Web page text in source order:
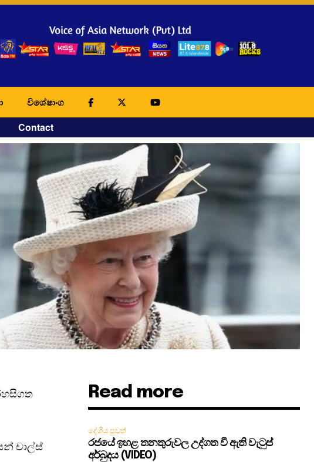
විශේෂාංග
Contact
චාල්ස්
Read more
දේශීය පුවත්
රජයේ ඉහළ තනතුරුවල උද්ගත වී ඇති වැටුප්
අර්බුදය (VIDEO)